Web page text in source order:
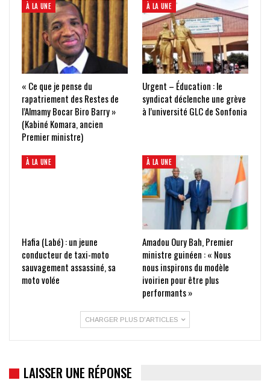
À LA UNE
« Ce que je pense du
rapatriement des Restes de
l’Almamy Bocar Biro Barry »
(Kabiné Komara, ancien
Premier ministre)
À LA UNE
Urgent – Éducation : le
syndicat déclenche une grève
à l’université GLC de Sonfonia
À LA UNE
Hafia (Labé) : un jeune
conducteur de taxi-moto
sauvagement assassiné, sa
moto volée
À LA UNE
Amadou Oury Bah, Premier
ministre guinéen : « Nous
nous inspirons du modèle
ivoirien pour être plus
performants »
CHARGER PLUS D'ARTICLES
LAISSER UNE RÉPONSE